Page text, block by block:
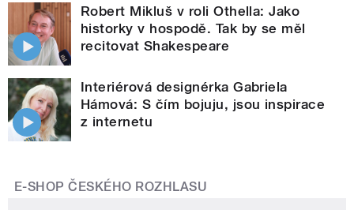
Robert Mikluš v roli Othella: Jako
historky v hospodě. Tak by se měl
recitovat Shakespeare
Interiérová designérka Gabriela
Hámová: S čím bojuju, jsou inspirace
z internetu
E-SHOP ČESKÉHO ROZHLASU